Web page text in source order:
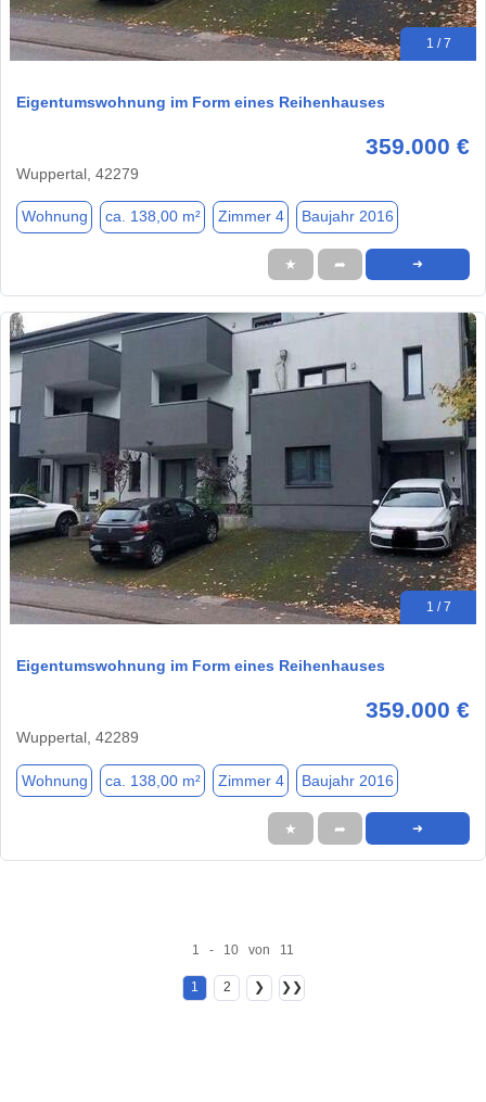
1 / 7
Eigentumswohnung im Form eines Reihenhauses
359.000 €
Wuppertal, 42279
Wohnung ca. 138,00 m² Zimmer 4 Baujahr 2016
★ ➦ ➜
1 / 7
Eigentumswohnung im Form eines Reihenhauses
359.000 €
Wuppertal, 42289
Wohnung ca. 138,00 m² Zimmer 4 Baujahr 2016
★ ➦ ➜
1 - 10 von 11
1 2 ❯ ❯❯